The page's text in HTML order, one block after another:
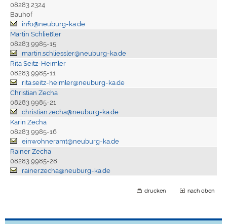
08283 2324
Bauhof
info@neuburg-ka.de
Martin Schließler
08283 9985-15
martin.schliessler@neuburg-ka.de
Rita Seitz-Heimler
08283 9985-11
rita.seitz-heimler@neuburg-ka.de
Christian Zecha
08283 9985-21
christian.zecha@neuburg-ka.de
Karin Zecha
08283 9985-16
einwohneramt@neuburg-ka.de
Rainer Zecha
08283 9985-28
rainer.zecha@neuburg-ka.de
drucken nach oben